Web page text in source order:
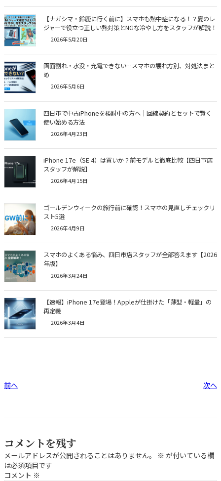
【ナガシマ・鈴鹿に行く前に】スマホも熱中症になる！？夏のレ
ジャーで役立つ正しい熱対策とNGな冷やし方をスタッフが解説！
2026年5月20日
画面割れ・水没・充電できない…スマホの壊れ方別、対処法まと
め
2026年5月6日
四日市で中古iPhoneを検討中の方へ｜回線契約とセットで賢く
使い始める方法
2026年4月23日
iPhone 17e（SE 4）は買いか？前モデルと徹底比較【四日市店
スタッフが解説】
2026年4月15日
ゴールデンウィークの旅行前に確認！スマホの見直しチェックリ
スト5選
2026年4月9日
スマホのよくある悩み、四日市店スタッフが全部答えます【2026
年版】
2026年3月24日
【速報】iPhone 17e登場！Appleが仕掛けた「薄型・軽量」の
再定義
2026年3月4日
前へ 次へ
コメントを残す
メールアドレスが公開されることはありません。 ※ が付いている欄
は必須項目です
コメント ※